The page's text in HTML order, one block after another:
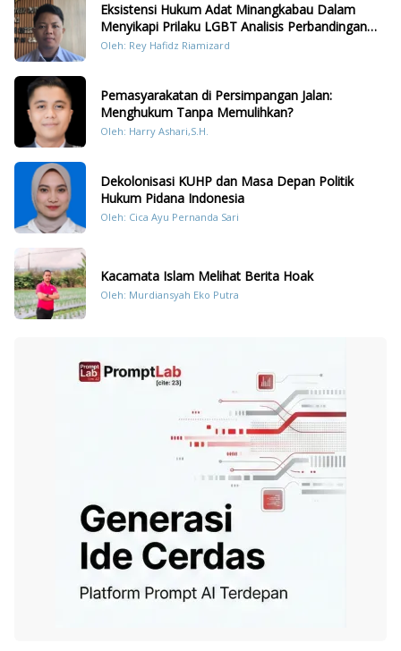
Eksistensi Hukum Adat Minangkabau Dalam
Menyikapi Prilaku LGBT Analisis Perbandingan
Dengan Hukum Pidana
Oleh: Rey Hafidz Riamizard
Pemasyarakatan di Persimpangan Jalan:
Menghukum Tanpa Memulihkan?
Oleh: Harry Ashari,S.H.
Dekolonisasi KUHP dan Masa Depan Politik
Hukum Pidana Indonesia
Oleh: Cica Ayu Pernanda Sari
Kacamata Islam Melihat Berita Hoak
Oleh: Murdiansyah Eko Putra